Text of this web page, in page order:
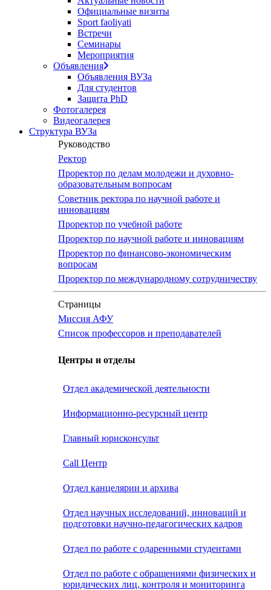
Официальные визиты
Sport faoliyati
Встречи
Семинары
Мероприятия
Объявления
Объявления ВУЗа
Для студентов
Защита PhD
Фотогалерея
Видеогалерея
Структура ВУЗа
Руководство
Ректор
Проректор по делам молодежи и духовно-
образовательным вопросам
Советник ректора по научной работе и
инновациям
Проректор по учебной работе
Проректор по научной работе и инновациям
Проректор по финансово-экономическим
вопросам
Проректор по международному сотрудничеству
Страницы
Миссия АФУ
Список профессоров и преподавателей
Центры и отделы
Отдел академической деятельности
Информационно-ресурсный центр
Главный юрисконсульт
Call Центр
Oтдел канцелярии и архива
Отдел научных исследований, инноваций и
подготовки научно-педагогических кадров
Отдел по работе с одаренными студентами
Отдел по работе с обращениями физических и
юридических лиц, контроля и мониторинга